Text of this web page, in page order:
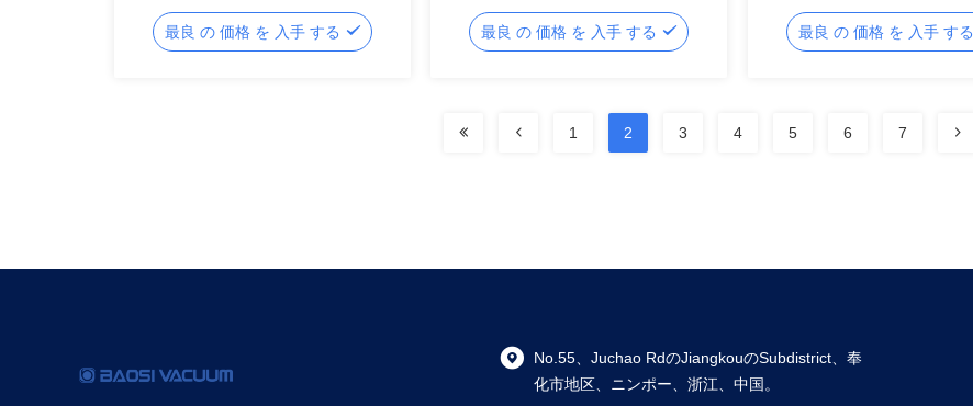
ポンプ4 L/s
最良 の 価格 を 入手 する
れる回転式ベーンの真空ポンプ
最良 の 価格 を 入手 する
ーターDRV16粉にしなさい
最良 の 価格 を 入手 する
1 2 3 4 5 6 7
No.55、Juchao RdのJiangkouのSubdistrict、奉
化市地区、ニンポー、浙江、中国。